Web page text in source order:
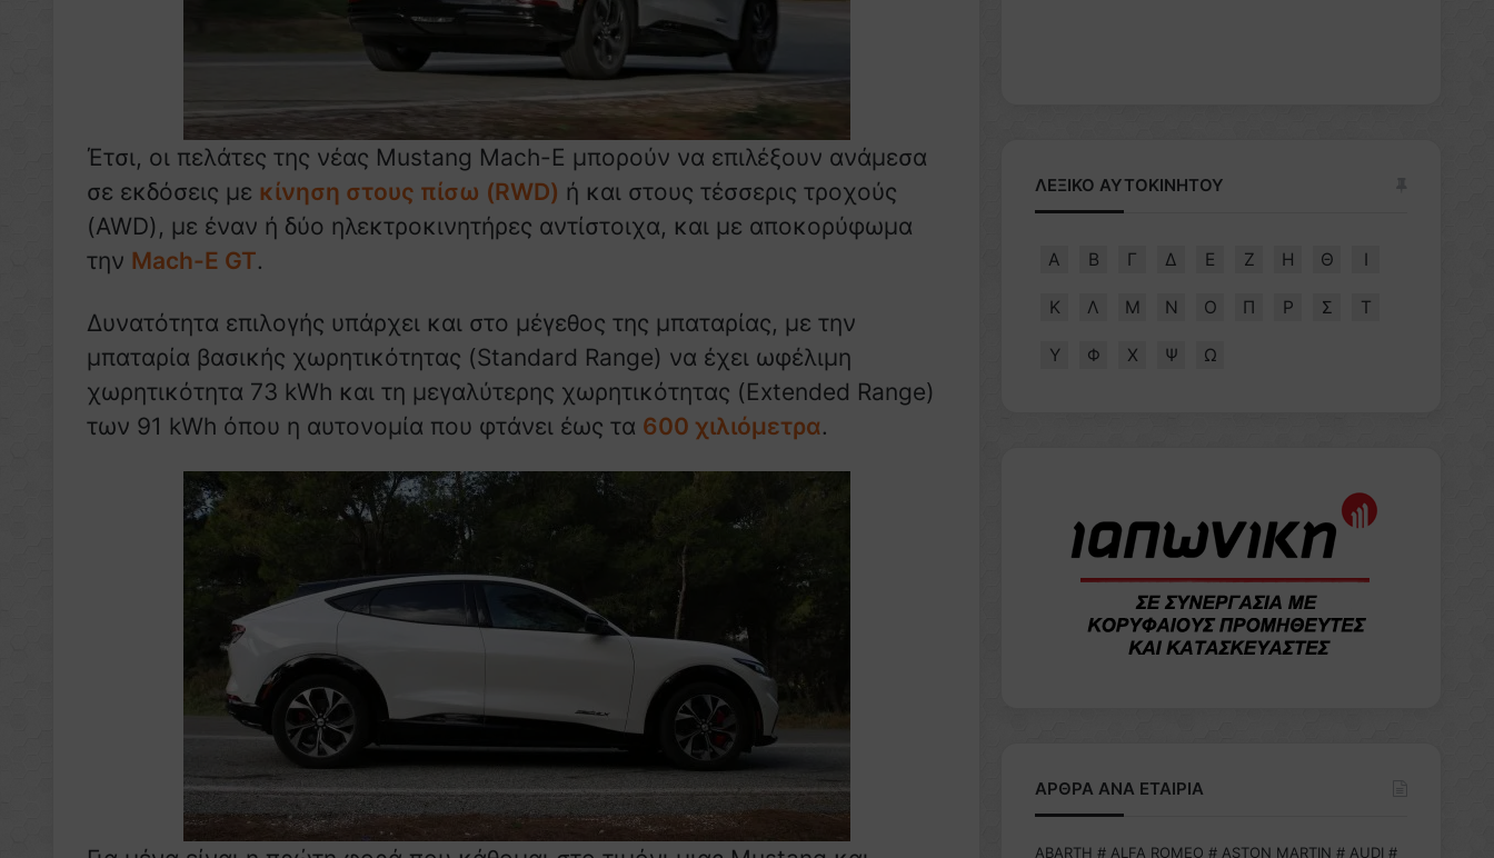
Έτσι, οι πελάτες της νέας Mustang Mach-E μπορούν να επιλέξουν ανάμεσα
σε εκδόσεις με κίνηση στους πίσω (RWD) ή και στους τέσσερις τροχούς
(AWD), με έναν ή δύο ηλεκτροκινητήρες αντίστοιχα, και με αποκορύφωμα
την Mach-E GT.
Δυνατότητα επιλογής υπάρχει και στο μέγεθος της μπαταρίας, με την
μπαταρία βασικής χωρητικότητας (Standard Range) να έχει ωφέλιμη
χωρητικότητα 73 kWh και τη μεγαλύτερης χωρητικότητας (Extended Range)
των 91 kWh όπου η αυτονομία που φτάνει έως τα 600 χιλιόμετρα.
ΛΕΞΙΚΟ ΑΥΤΟΚΙΝΗΤΟΥ
Α Β Γ Δ Ε Ζ Η Θ Ι
Κ Λ Μ Ν Ο Π Ρ Σ Τ
Υ Φ Χ Ψ Ω
ΑΡΘΡΑ ΑΝΑ ΕΤΑΙΡΙΑ
ABARTH # ALFA ROMEO # ASTON MARTIN # AUDI #